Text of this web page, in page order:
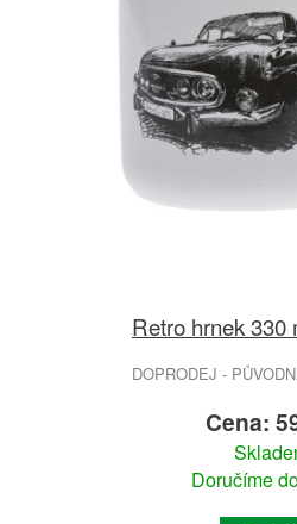
Retro hrnek 330
DOPRODEJ -
Cena:
Doručíme